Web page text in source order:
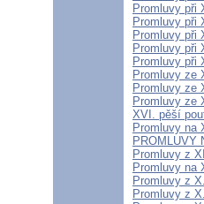
Promluvy při
Promluvy při
Promluvy při
Promluvy při
Promluvy při
Promluvy ze
Promluvy ze
Promluvy ze
XVI. pěší
Promluvy na
PROMLUVY
Promluvy z
Promluvy na
Promluvy z
Promluvy z